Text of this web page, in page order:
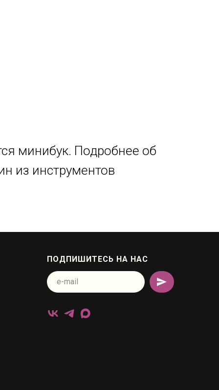
минибук. Подробнее об
из инструментов
ПОДПИШИТЕСЬ НА НАС